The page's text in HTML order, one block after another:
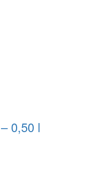
0,50 l